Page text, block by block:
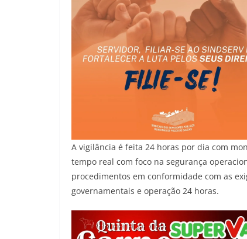
A vigilância é feita 24 horas por dia com
tempo real com foco na segurança
procedimentos em conformidade com as
governamentais e operação 24 horas.